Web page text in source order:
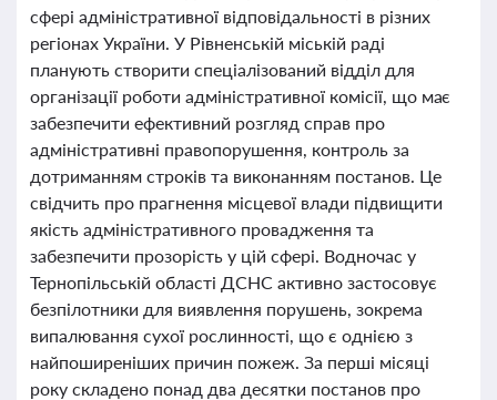
сфері адміністративної відповідальності в різних
регіонах України. У Рівненській міській раді
планують створити спеціалізований відділ для
організації роботи адміністративної комісії, що має
забезпечити ефективний розгляд справ про
адміністративні правопорушення, контроль за
дотриманням строків та виконанням постанов. Це
свідчить про прагнення місцевої влади підвищити
якість адміністративного провадження та
забезпечити прозорість у цій сфері. Водночас у
Тернопільській області ДСНС активно застосовує
безпілотники для виявлення порушень, зокрема
випалювання сухої рослинності, що є однією з
найпоширеніших причин пожеж. За перші місяці
року складено понад два десятки постанов про